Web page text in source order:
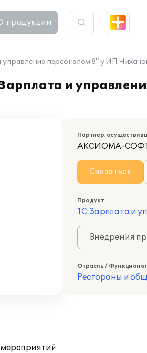
продукции
персоналом 8" у ИП
и
Партнер,
АКСИОМА-
Связаться
Продукт
1С:Зарплата и
Внедрения
Отрасль /
Рестораны и
мероприятий